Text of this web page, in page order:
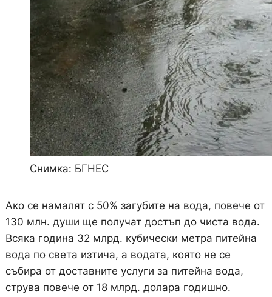
Снимка: БГНЕС
Ако се намалят с 50% загубите на вода, повече от
130 млн. души ще получат достъп до чиста вода.
Всяка година 32 млрд. кубически метра питейна
вода по света изтича, а водата, която не се
събира от доставните услуги за питейна вода,
струва повече от 18 млрд. долара годишно.